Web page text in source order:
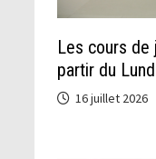
Les cours de
partir du
16 juillet 2026